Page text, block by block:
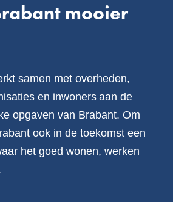
mooier
samen met overheden,
en inwoners aan de
opgaven van Brabant. Om
ook in de toekomst een
het goed wonen, werken